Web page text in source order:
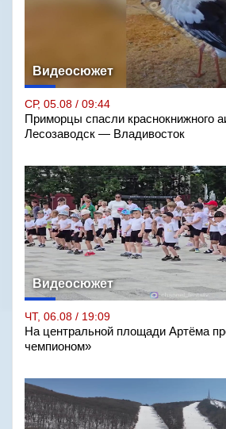
Видеосюжет
СР, 05.08 / 09:44
Приморцы спасли краснокнижного
Лесозаводск — Владивосток
Видеосюжет
ЧТ, 06.08 / 19:09
На центральной площади Артёма
чемпионом»